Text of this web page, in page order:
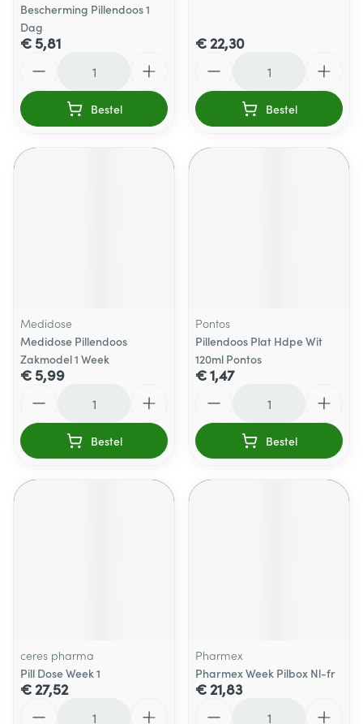
Bescherming Pillendoos 1
Dag
€ 5,81
Bestel
€ 22,30
Bestel
Medidose
Medidose Pillendoos
Zakmodel 1 Week
€ 5,99
Bestel
Pontos
Pillendoos Plat Hdpe Wit
120ml Pontos
€ 1,47
Bestel
ceres pharma
Pill Dose Week 1
€ 27,52
Pharmex
Pharmex Week Pilbox Nl-fr
€ 21,83